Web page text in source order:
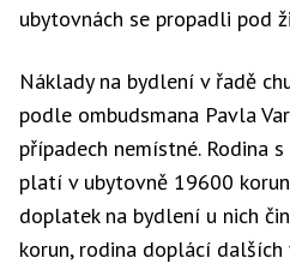
ubytovnách se propadli pod
Náklady na bydlení v řadě
podle ombudsmana Pavla
případech nemístné. Rodina
platí v ubytovně 19600
doplatek na bydlení u nich
korun, rodina doplácí